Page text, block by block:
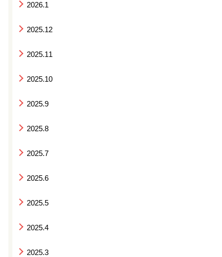
2026.1
2025.12
2025.11
2025.10
2025.9
2025.8
2025.7
2025.6
2025.5
2025.4
2025.3